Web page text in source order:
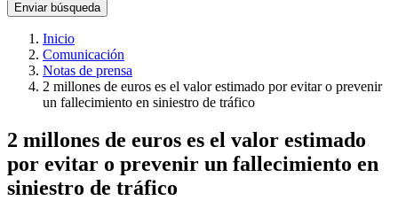
Enviar búsqueda
Inicio
Comunicación
Notas de prensa
2 millones de euros es el valor estimado por evitar o prevenir
un fallecimiento en siniestro de tráfico
2 millones de euros es el valor estimado
por evitar o prevenir un fallecimiento en
siniestro de tráfico